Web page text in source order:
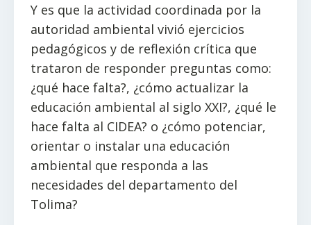
Y es que la actividad coordinada por la
autoridad ambiental vivió ejercicios
pedagógicos y de reflexión crítica que
trataron de responder preguntas como:
¿qué hace falta?, ¿cómo actualizar la
educación ambiental al siglo XXI?, ¿qué le
hace falta al CIDEA? o ¿cómo potenciar,
orientar o instalar una educación
ambiental que responda a las
necesidades del departamento del
Tolima?